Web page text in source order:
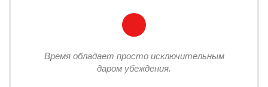
Время обладает просто исключительным
даром убеждения.